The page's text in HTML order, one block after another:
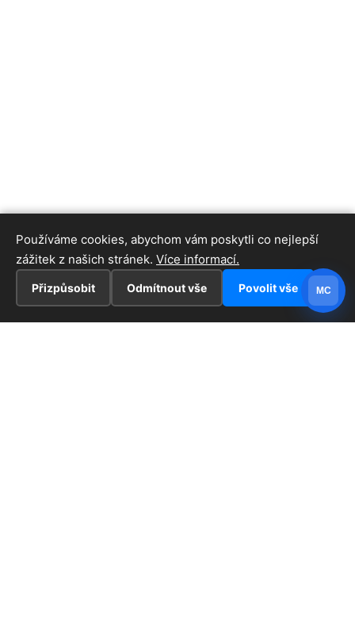
Používáme cookies, abychom vám poskytli co nejlepší
zážitek z našich stránek. Více informací.
Přizpůsobit Odmítnout vše Povolit vše MC